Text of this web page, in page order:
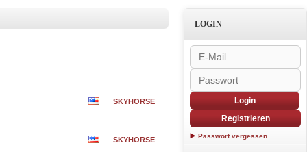
SKYHORSE
SKYHORSE
LOGIN
Login
Registrieren
Passwort vergessen